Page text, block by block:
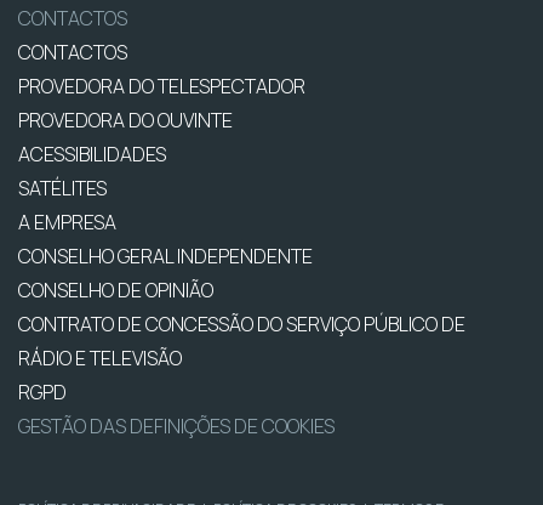
CONTACTOS
CONTACTOS
PROVEDORA DO TELESPECTADOR
PROVEDORA DO OUVINTE
ACESSIBILIDADES
SATÉLITES
A EMPRESA
CONSELHO GERAL INDEPENDENTE
CONSELHO DE OPINIÃO
CONTRATO DE CONCESSÃO DO SERVIÇO PÚBLICO DE
RÁDIO E TELEVISÃO
RGPD
GESTÃO DAS DEFINIÇÕES DE COOKIES